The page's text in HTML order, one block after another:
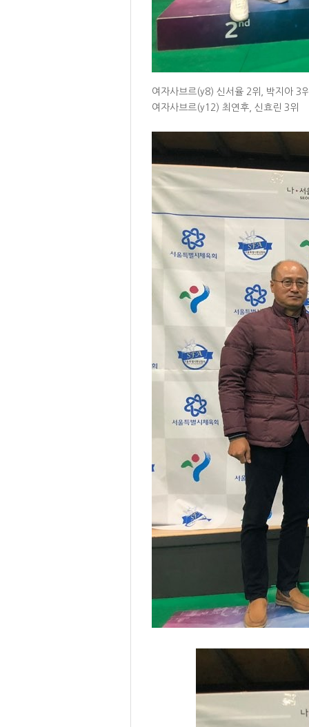
여자사브르(y8) 신서율 2위, 박지아 3
여자사브르(y12) 최연후, 신효린 3위